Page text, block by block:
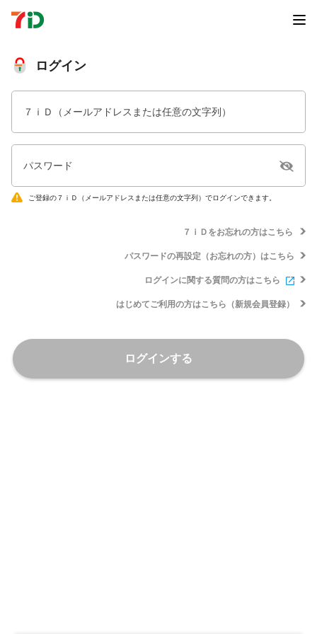
ログイン
７ｉＤ（メールアドレスまたは任意の文字列）
パスワード
ご登録の７ｉＤ（メールアドレスまたは任意の文字列）でログインできます。
７ｉＤをお忘れの方はこちら
パスワードの再設定（お忘れの方）はこちら
ログインに関する質問の方はこちら
はじめてご利用の方はこちら（新規会員登録）
ログインする